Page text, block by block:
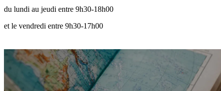
du lundi au jeudi entre 9h30-18h00
et le vendredi entre 9h30-17h00